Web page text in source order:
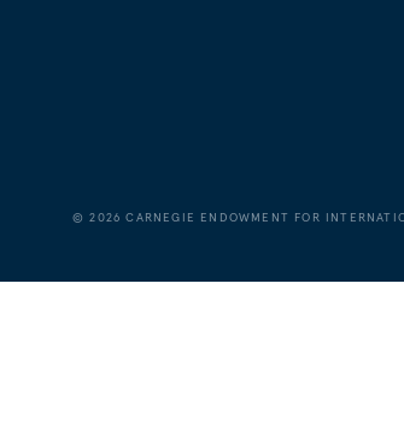
©2026 CARNEGIE ENDOWMENT FOR